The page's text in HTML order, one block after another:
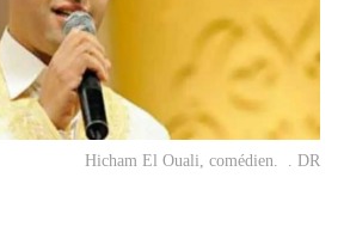
Hicham El Ouali, comédien. . DR